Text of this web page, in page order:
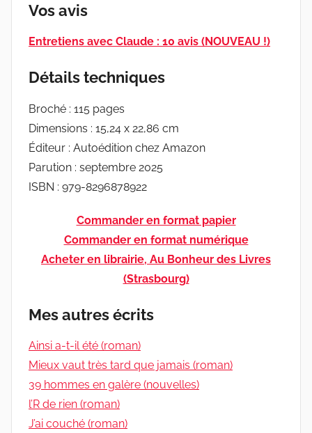
Vos avis
Entretiens avec Claude : 10 avis (NOUVEAU !)
Détails techniques
Broché : 115 pages
Dimensions : 15,24 x 22,86 cm
Éditeur : Autoédition chez Amazon
Parution : septembre 2025
ISBN : 979-8296878922
Commander en format papier
Commander en format numérique
Acheter en librairie, Au Bonheur des Livres
(Strasbourg)
Mes autres écrits
Ainsi a-t-il été (roman)
Mieux vaut très tard que jamais (roman)
39 hommes en galère (nouvelles)
l’R de rien (roman)
J’ai couché (roman)